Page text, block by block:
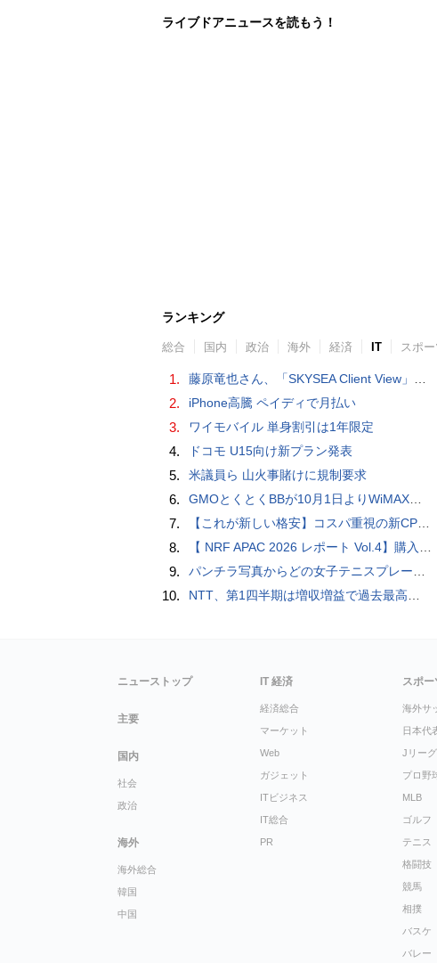
ライブドアニュースを読もう！
ランキング
総合 国内 政治 海外 経済 IT スポ
1. 藤原竜也さん、「SKYSEA Client View」新CMで「AI労務改善」をアピール 働き方をAIが分析したら「すぐに休んで」と言われる？
2. iPhone高騰 ペイディで月払い
3. ワイモバイル 単身割引は1年限定
4. ドコモ U15向け新プラン発表
5. 米議員ら 山火事賭けに規制要求
6. GMOとくとくBBが10月1日よりWiMAXなど月額605円値上げ！全6種の重要変更を徹底解説
7. 【これが新しい格安】コスパ重視の新CPUを搭載した「 Beelink EQi Wildcat Lake Core 3 304」をレビューします。なんと10G LANも搭載していますよ
8. 【 NRF APAC 2026 レポート Vol.4】購入の瞬間に眠る価値 Transaction Momentとリテールの次の成長戦略
9. パンチラ写真からどの女子テニスプレーヤーのものなのか当てるクイズ「Tennis Upskirts」
10. NTT、第1四半期は増収増益で過去最高 IOWNや分散GPUの取り組みを説明
ニューストップ
主要
国内
社会
政治
海外
海外総合
韓国
中国
IT 経済
経済総合
マーケット
Web
ガジェット
ITビジネス
IT総合
PR
スポー
海外サ
日本代
Jリーグ
プロ野
MLB
ゴルフ
テニス
格闘技
競馬
相撲
バスケ
バレー